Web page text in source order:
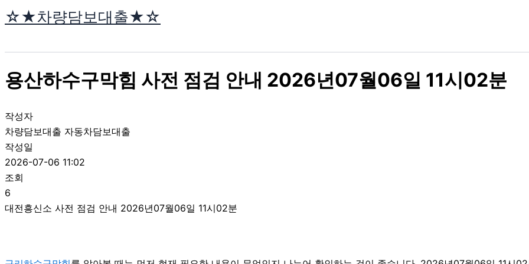
콘
텐
로
너
기
☆★차량담보대출★☆
용산하수구막힘 사전 점검 안내 2026년07월06일 11시02분
작성자
차량담보대출 자동차담보대출
작성일
2026-07-06 11:02
조회
6
대전흥신소 사전 점검 안내 2026년07월06일 11시02분